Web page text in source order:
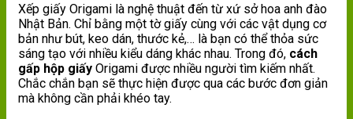
Xếp giấy Origami là nghệ thuật đến từ xứ sở hoa anh đào
Nhật Bản. Chỉ bằng một tờ giấy cùng với các vật dụng cơ
bản như bút, keo dán, thước kẻ,… là bạn có thể thỏa sức
sáng tạo với nhiều kiểu dáng khác nhau. Trong đó, cách
gấp hộp giấy Origami được nhiều người tìm kiếm nhất.
Chắc chắn bạn sẽ thực hiện được qua các bước đơn giản
mà không cần phải khéo tay.